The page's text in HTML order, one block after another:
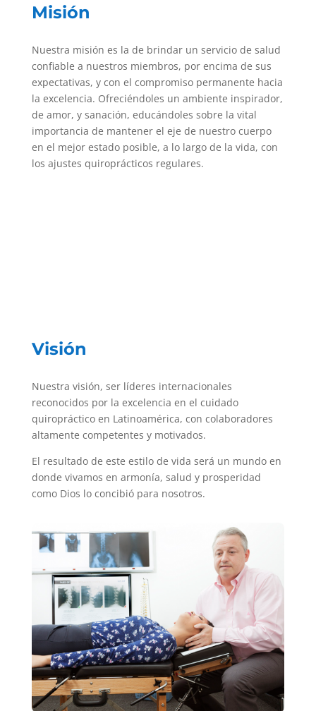
Misión
Nuestra misión es la de brindar un servicio de salud
confiable a nuestros miembros, por encima de sus
expectativas, y con el compromiso permanente hacia
la excelencia. Ofreciéndoles un ambiente inspirador,
de amor, y sanación, educándoles sobre la vital
importancia de mantener el eje de nuestro cuerpo
en el mejor estado posible, a lo largo de la vida, con
los ajustes quiroprácticos regulares.
Visión
Nuestra visión, ser líderes internacionales
reconocidos por la excelencia en el cuidado
quiropráctico en Latinoamérica, con colaboradores
altamente competentes y motivados.
El resultado de este estilo de vida será un mundo en
donde vivamos en armonía, salud y prosperidad
como Dios lo concibió para nosotros.